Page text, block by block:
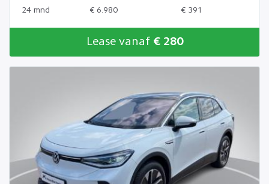
24 mnd
€ 6.980 € 391
Lease vanaf € 280